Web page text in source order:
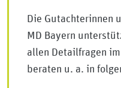
Die Gutachterinnen
MD Bayern
allen Detailfragen
beraten u. a. in